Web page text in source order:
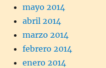
mayo 2014
abril 2014
marzo 2014
febrero 2014
enero 2014